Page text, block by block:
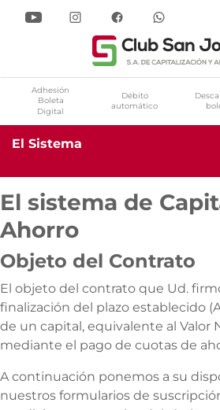
Pasar
y Ahorro
Adhesión
Boleta
Digital
Débito
automático
El Sistema
El sistema de
Ahorro
Objeto del Contrato
El objeto del contrato que Ud.
finalización del plazo establecido
de un capital, equivalente al Valor
mediante el pago de cuotas de
A continuación ponemos a su
nuestros formularios de